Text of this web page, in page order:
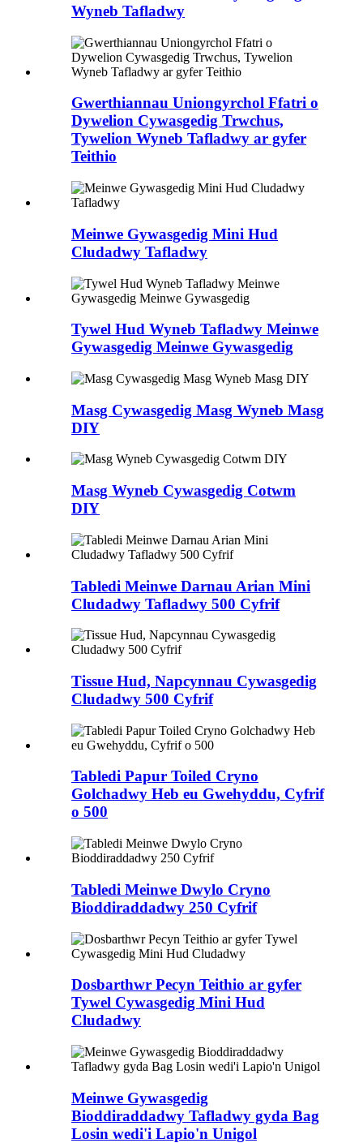
Wyneb Tafladwy
Gwerthiannau Uniongyrchol Ffatri o
Dywelion Cywasgedig Trwchus,
Tywelion Wyneb Tafladwy ar gyfer
Teithio
Meinwe Gywasgedig Mini Hud
Cludadwy Tafladwy
Tywel Hud Wyneb Tafladwy Meinwe
Gywasgedig Meinwe Gywasgedig
Masg Cywasgedig Masg Wyneb Masg
DIY
Masg Wyneb Cywasgedig Cotwm
DIY
Tabledi Meinwe Darnau Arian Mini
Cludadwy Tafladwy 500 Cyfrif
Tissue Hud, Napcynnau Cywasgedig
Cludadwy 500 Cyfrif
Tabledi Papur Toiled Cryno
Golchadwy Heb eu Gwehyddu, Cyfrif
o 500
Tabledi Meinwe Dwylo Cryno
Bioddiraddadwy 250 Cyfrif
Dosbarthwr Pecyn Teithio ar gyfer
Tywel Cywasgedig Mini Hud
Cludadwy
Meinwe Gywasgedig
Bioddiraddadwy Tafladwy gyda Bag
Losin wedi'i Lapio'n Unigol